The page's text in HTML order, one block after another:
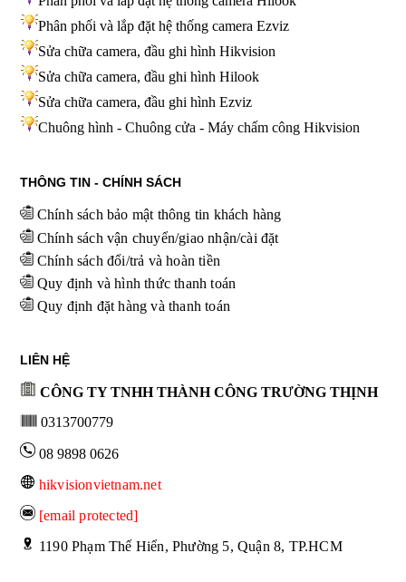
Phân phối và lắp đặt hệ thống camera Ezviz
Sửa chữa camera, đầu ghi hình Hikvision
Sửa chữa camera, đầu ghi hình Hilook
Sửa chữa camera, đầu ghi hình Ezviz
Chuông hình - Chuông cửa - Máy chấm công Hikvision
THÔNG TIN - CHÍNH SÁCH
Chính sách bảo mật thông tin khách hàng
Chính sách vận chuyển/giao nhận/cài đặt
Chính sách đổi/trả và hoàn tiền
Quy định và hình thức thanh toán
Quy định đặt hàng và thanh toán
LIÊN HỆ
CÔNG TY TNHH THÀNH CÔNG TRƯỜNG THỊNH
0313700779
08 9898 0626
hikvisionvietnam.net
[email protected]
1190 Phạm Thế Hiển, Phường 5, Quận 8, TP.HCM